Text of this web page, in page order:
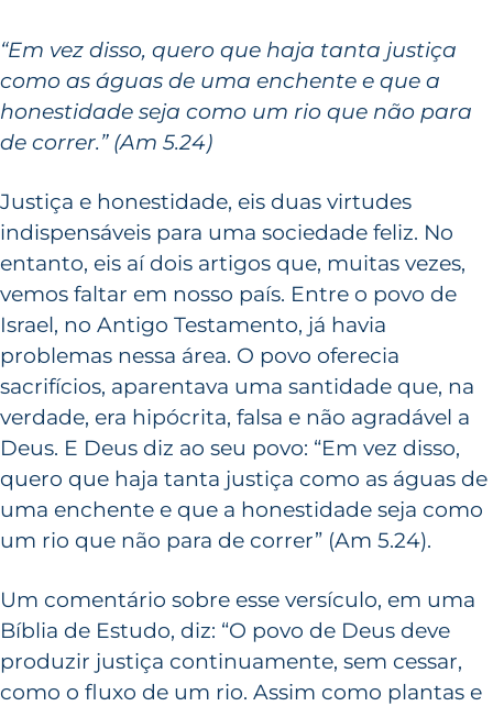
“Em vez disso, quero que haja tanta justiça
como as águas de uma enchente e que a
honestidade seja como um rio que não para
de correr.” (Am 5.24)
Justiça e honestidade, eis duas virtudes
indispensáveis para uma sociedade feliz. No
entanto, eis aí dois artigos que, muitas vezes,
vemos faltar em nosso país. Entre o povo de
Israel, no Antigo Testamento, já havia
problemas nessa área. O povo oferecia
sacrifícios, aparentava uma santidade que, na
verdade, era hipócrita, falsa e não agradável a
Deus. E Deus diz ao seu povo: “Em vez disso,
quero que haja tanta justiça como as águas de
uma enchente e que a honestidade seja como
um rio que não para de correr” (Am 5.24).
Um comentário sobre esse versículo, em uma
Bíblia de Estudo, diz: “O povo de Deus deve
produzir justiça continuamente, sem cessar,
como o fluxo de um rio. Assim como plantas e